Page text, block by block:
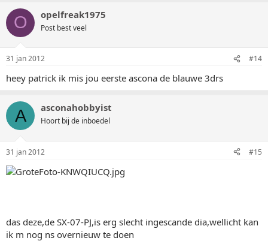
O opelfreak1975
Post best veel
31 jan 2012 #14
heey patrick ik mis jou eerste ascona de blauwe 3drs
A asconahobbyist
Hoort bij de inboedel
31 jan 2012 #15
das deze,de SX-07-PJ,is erg slecht ingescande dia,wellicht kan
ik m nog ns overnieuw te doen